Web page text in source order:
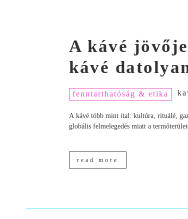
A kávé
kávé
fenntarthatóság & etika
A kávé több mint ital: kultúra, rituálé,
globális felmelegedés miatt a
read more